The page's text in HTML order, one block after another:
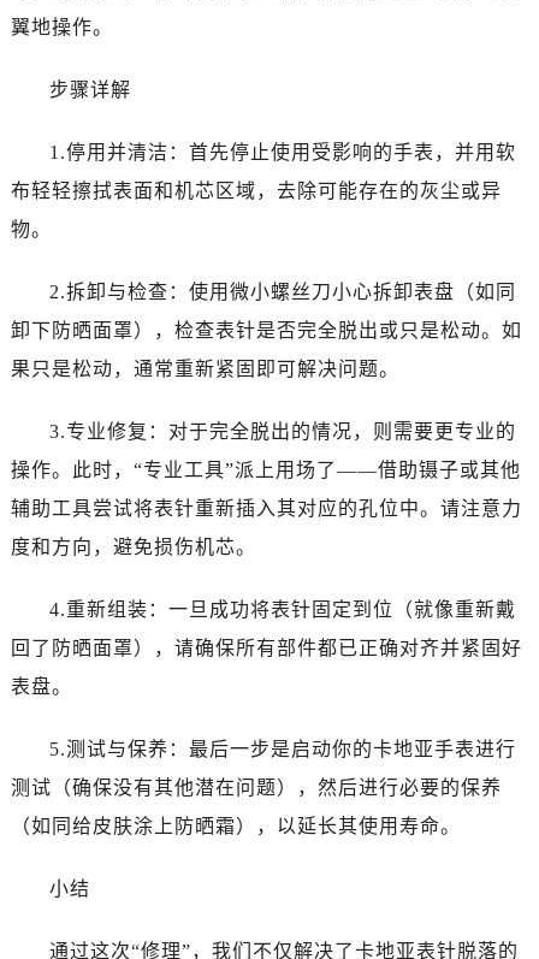
翼地操作。
步骤详解
1.停用并清洁：首先停止使用受影响的手表，并用软
布轻轻擦拭表面和机芯区域，去除可能存在的灰尘或异
物。
2.拆卸与检查：使用微小螺丝刀小心拆卸表盘（如同
卸下防晒面罩），检查表针是否完全脱出或只是松动。如
果只是松动，通常重新紧固即可解决问题。
3.专业修复：对于完全脱出的情况，则需要更专业的
操作。此时，“专业工具”派上用场了——借助镊子或其他
辅助工具尝试将表针重新插入其对应的孔位中。请注意力
度和方向，避免损伤机芯。
4.重新组装：一旦成功将表针固定到位（就像重新戴
回了防晒面罩），请确保所有部件都已正确对齐并紧固好
表盘。
5.测试与保养：最后一步是启动你的卡地亚手表进行
测试（确保没有其他潜在问题），然后进行必要的保养
（如同给皮肤涂上防晒霜），以延长其使用寿命。
小结
通过这次“修理”，我们不仅解决了卡地亚表针脱落的